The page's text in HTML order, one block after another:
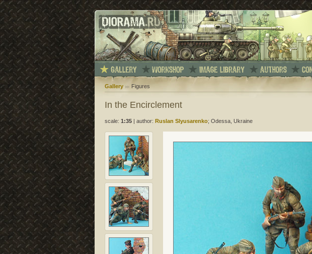
Gallery Figures
In the Encirclement
scale: 1:35 author: Ruslan Slyusarenko; Odessa, Ukraine